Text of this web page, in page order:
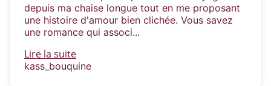
depuis ma chaise longue tout en me proposant
une histoire d'amour bien clichée. Vous savez
une romance qui associ...
Lire la suite
kass_bouquine